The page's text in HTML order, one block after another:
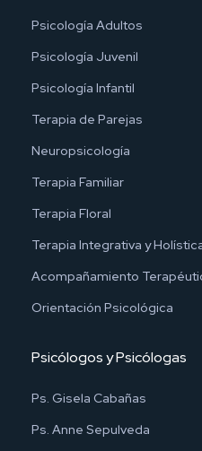
Psicología Adultos
Psicología Juvenil
Psicología Infantil
Terapia de Parejas
Neuropsicología
Terapia Familiar
Terapia Floral
Terapia Integrativa y
Acompañamiento
Orientación Psicológica
Psicólogos y Psicólogas
Ps. Gisela Cabañas
Ps. Anne Sepulveda